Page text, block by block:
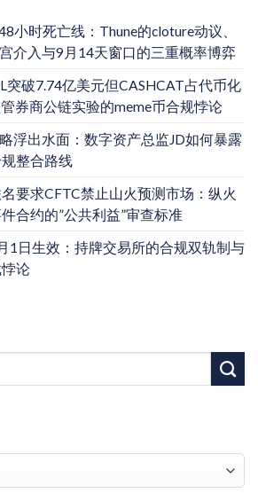
小时死亡线：Thune的cloture动议、
介入与9月14天窗口的三重概率博弈
突破7.74亿美元但CASHCAT占代币化
券商公链实验的meme币合规悖论
浮出水面：数字资产总监JD如何暴露
整合路线
要求CFTC禁止山火预测市场：纵火
合约的”公共利益”审查标准
1日生效：持牌交易所的合规双轨制与
论